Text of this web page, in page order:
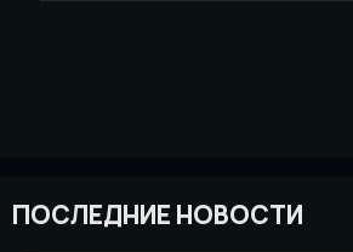
ПОСЛЕДНИЕ НОВОСТИ